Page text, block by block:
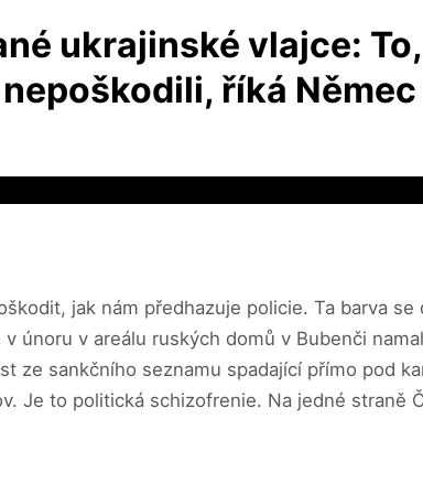
ukrajinské vlajce:
říká Němec
jak nám předhazuje policie. Ta barva
únoru v areálu ruských domů v Bubenči
ze sankčního seznamu spadající přímo pod
Je to politická schizofrenie. Na jedné